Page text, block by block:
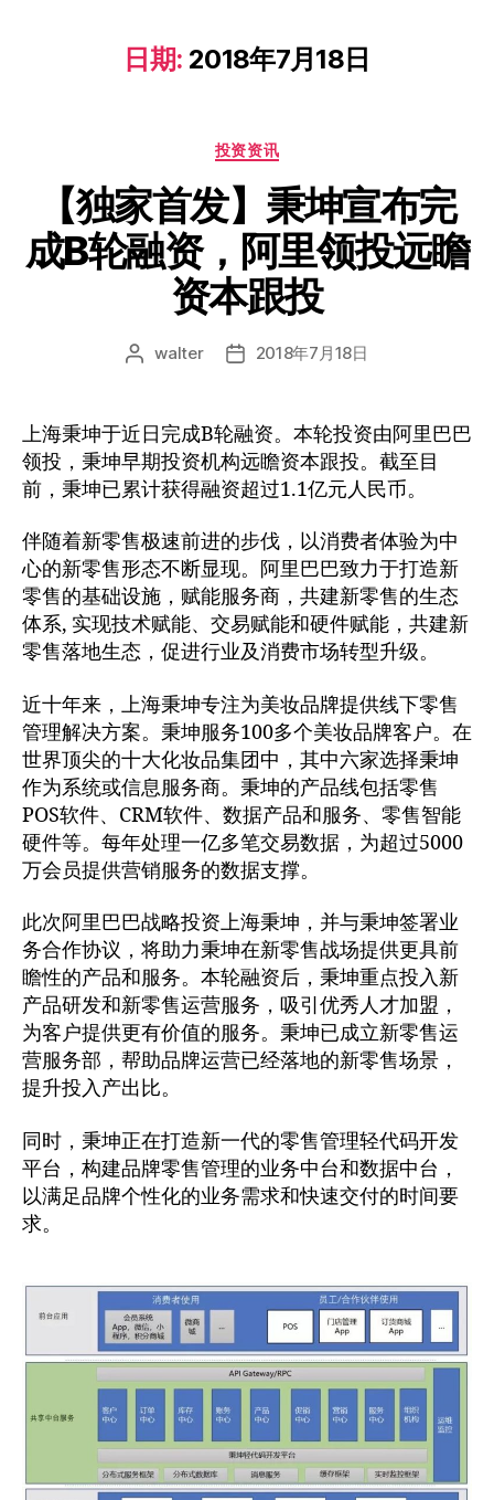
日期: 2018年7月18日
投资资讯
【独家首发】秉坤宣布完
成B轮融资，阿里领投远瞻
资本跟投
walter 2018年7月18日
上海秉坤于近日完成B轮融资。本轮投资由阿里巴巴
领投，秉坤早期投资机构远瞻资本跟投。截至目
前，秉坤已累计获得融资超过1.1亿元人民币。
伴随着新零售极速前进的步伐，以消费者体验为中
心的新零售形态不断显现。阿里巴巴致力于打造新
零售的基础设施，赋能服务商，共建新零售的生态
体系, 实现技术赋能、交易赋能和硬件赋能，共建新
零售落地生态，促进行业及消费市场转型升级。
近十年来，上海秉坤专注为美妆品牌提供线下零售
管理解决方案。秉坤服务100多个美妆品牌客户。在
世界顶尖的十大化妆品集团中，其中六家选择秉坤
作为系统或信息服务商。秉坤的产品线包括零售
POS软件、CRM软件、数据产品和服务、零售智能
硬件等。每年处理一亿多笔交易数据，为超过5000
万会员提供营销服务的数据支撑。
此次阿里巴巴战略投资上海秉坤，并与秉坤签署业
务合作协议，将助力秉坤在新零售战场提供更具前
瞻性的产品和服务。本轮融资后，秉坤重点投入新
产品研发和新零售运营服务，吸引优秀人才加盟，
为客户提供更有价值的服务。秉坤已成立新零售运
营服务部，帮助品牌运营已经落地的新零售场景，
提升投入产出比。
同时，秉坤正在打造新一代的零售管理轻代码开发
平台，构建品牌零售管理的业务中台和数据中台，
以满足品牌个性化的业务需求和快速交付的时间要
求。